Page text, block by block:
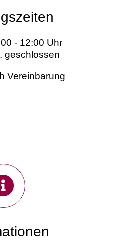
- 12:00 Uhr
geschlossen
Vereinbarung